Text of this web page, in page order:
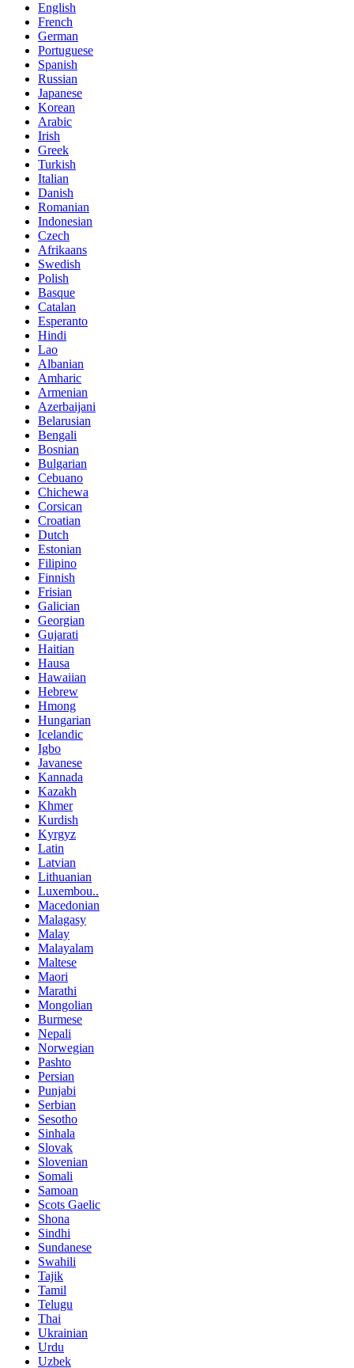
English
French
German
Portuguese
Spanish
Russian
Japanese
Korean
Arabic
Irish
Greek
Turkish
Italian
Danish
Romanian
Indonesian
Czech
Afrikaans
Swedish
Polish
Basque
Catalan
Esperanto
Hindi
Lao
Albanian
Amharic
Armenian
Azerbaijani
Belarusian
Bengali
Bosnian
Bulgarian
Cebuano
Chichewa
Corsican
Croatian
Dutch
Estonian
Filipino
Finnish
Frisian
Galician
Georgian
Gujarati
Haitian
Hausa
Hawaiian
Hebrew
Hmong
Hungarian
Icelandic
Igbo
Javanese
Kannada
Kazakh
Khmer
Kurdish
Kyrgyz
Latin
Latvian
Lithuanian
Luxembou..
Macedonian
Malagasy
Malay
Malayalam
Maltese
Maori
Marathi
Mongolian
Burmese
Nepali
Norwegian
Pashto
Persian
Punjabi
Serbian
Sesotho
Sinhala
Slovak
Slovenian
Somali
Samoan
Scots Gaelic
Shona
Sindhi
Sundanese
Swahili
Tajik
Tamil
Telugu
Thai
Ukrainian
Urdu
Uzbek